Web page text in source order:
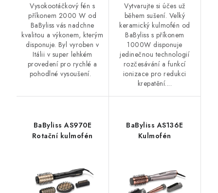
Vysokootáčkový fén s
příkonem 2000 W od
BaByliss vás nadchne
kvalitou a výkonem, kterým
disponuje. Byl vyroben v
Itálii v super lehkém
provedení pro rychlé a
pohodlné vysoušení.
Vytvarujte si účes už
během sušení. Velký
keramický kulmofén od
BaByliss s příkonem
1000W disponuje
jedinečnou technologií
rozčesávání a funkcí
ionizace pro redukci
krepatění....
BaByliss AS970E
Rotační kulmofén
BaByliss AS136E
Kulmofén